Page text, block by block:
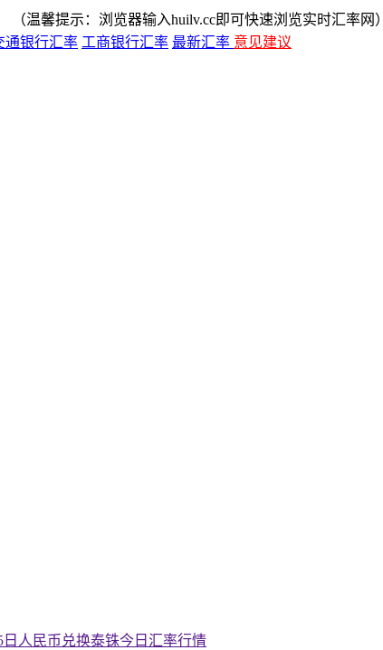
（温馨提示：浏览器输入huilv.cc即可快速浏览实时汇率网）
通银行汇率 工商银行汇率 最新汇率 意见建议
日人民币兑换泰铢今日汇率行情